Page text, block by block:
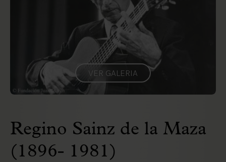
VER GALERIA
Regino Sainz de la Maza
(1896- 1981)